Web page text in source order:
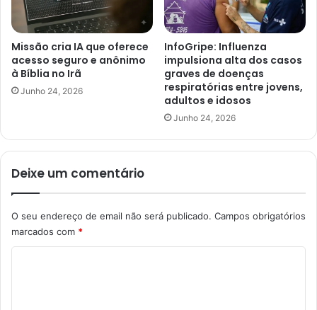
Missão cria IA que oferece
acesso seguro e anônimo
à Bíblia no Irã
Junho 24, 2026
InfoGripe: Influenza
impulsiona alta dos casos
graves de doenças
respiratórias entre jovens,
adultos e idosos
Junho 24, 2026
Deixe um comentário
O seu endereço de email não será publicado. Campos obrigatórios
marcados com *